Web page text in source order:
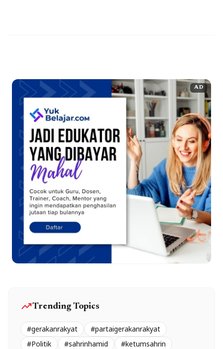
AD
trending_upTrending Topics
#gerakanrakyat
#partaigerakanrakyat
#Politik
#sahrinhamid
#ketumsahrin